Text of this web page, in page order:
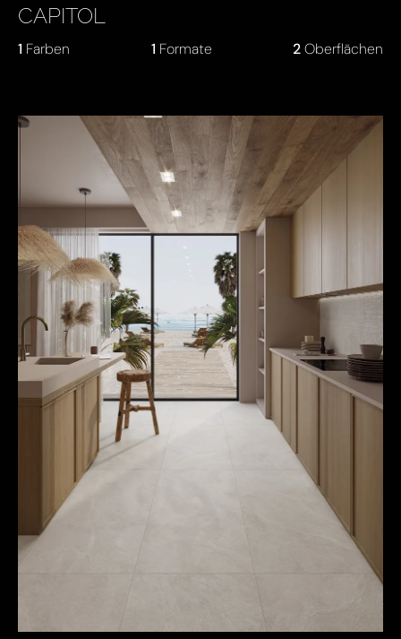
CAPITOL
1 Farben 1 Formate 2Oberflächen